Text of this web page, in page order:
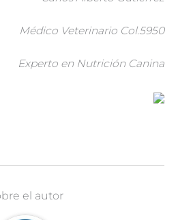
Médico Veterinario Col.5950
Experto en Nutrición Canina
el autor